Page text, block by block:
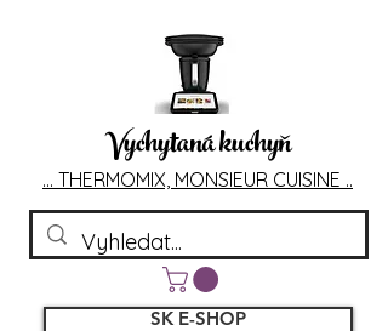
Vychytaná kuchyň
... THERMOMIX, MONSIEUR CUISINE ..
SK E-SHOP